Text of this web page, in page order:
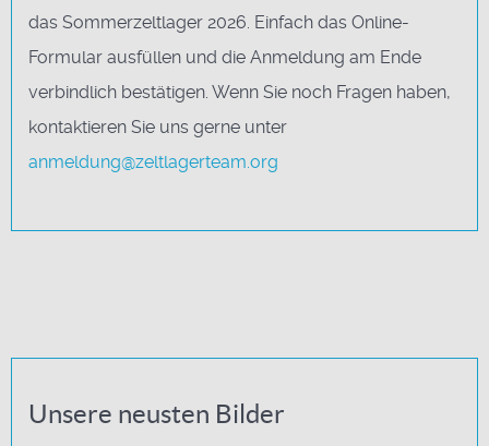
das Sommerzeltlager 2026. Einfach das Online-
Formular ausfüllen und die Anmeldung am Ende
verbindlich bestätigen. Wenn Sie noch Fragen haben,
kontaktieren Sie uns gerne unter
anmeldung@zeltlagerteam.org
Unsere neusten Bilder